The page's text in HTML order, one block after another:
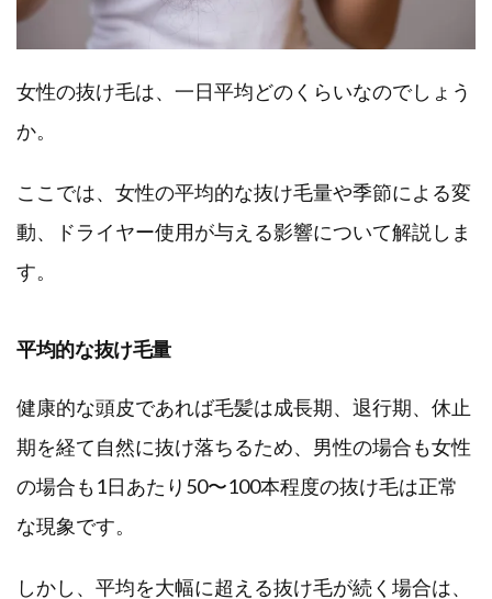
女性の抜け毛は、一日平均どのくらいなのでしょう
か。
ここでは、女性の平均的な抜け毛量や季節による変
動、ドライヤー使用が与える影響について解説しま
す。
平均的な抜け毛量
健康的な頭皮であれば毛髪は成長期、退行期、休止
期を経て自然に抜け落ちるため、男性の場合も女性
の場合も1日あたり50〜100本程度の抜け毛は正常
な現象です。
しかし、平均を大幅に超える抜け毛が続く場合は、